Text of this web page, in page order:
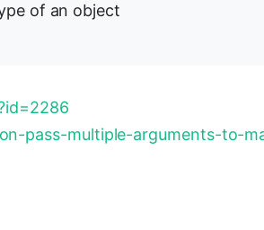
of an object
pass-multiple-arguments-to-